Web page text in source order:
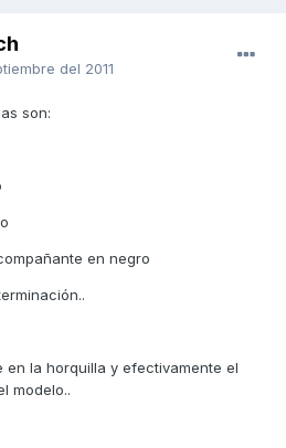
del 2011
son:
en negro
en la horquilla y efectivamente el
modelo..